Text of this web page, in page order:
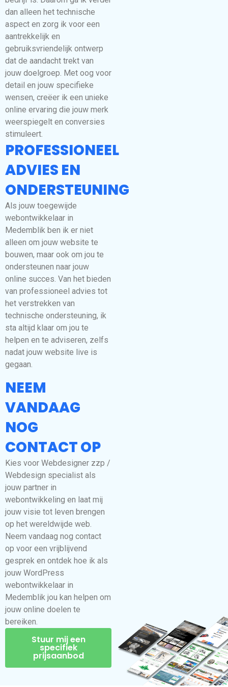
dan alleen het technische
aspect en zorg ik voor een
aantrekkelijk en
gebruiksvriendelijk ontwerp
dat de aandacht trekt van
jouw doelgroep. Met oog voor
detail en jouw specifieke
wensen, creëer ik een unieke
online ervaring die jouw merk
weerspiegelt en conversies
stimuleert.
PROFESSIONEEL
ADVIES EN
ONDERSTEUNING
Als jouw toegewijde
webontwikkelaar in
Medemblik ben ik er niet
alleen om jouw website te
bouwen, maar ook om jou te
ondersteunen naar jouw
online succes. Van het bieden
van professioneel advies tot
het verstrekken van
technische ondersteuning, ik
sta altijd klaar om jou te
helpen en te adviseren, zelfs
nadat jouw website live is
gegaan.
NEEM
VANDAAG
NOG
CONTACT OP
Kies voor Webdesigner zzp /
Webdesign specialist als
jouw partner in
webontwikkeling en laat mij
jouw visie tot leven brengen
op het wereldwijde web.
Neem vandaag nog contact
op voor een vrijblijvend
gesprek en ontdek hoe ik als
jouw WordPress
webontwikkelaar in
Medemblik jou kan helpen om
jouw online doelen te
bereiken.
Stuur mij een
specifiek
prijsaanbod